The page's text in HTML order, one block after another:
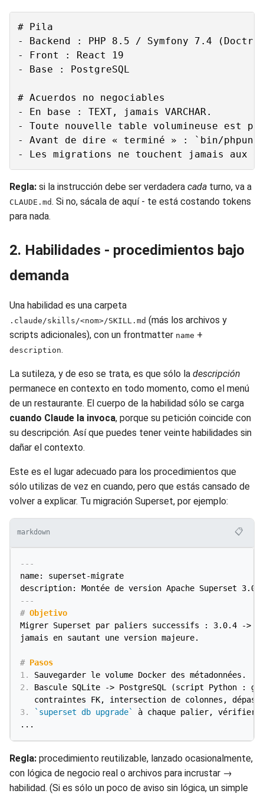
# Pila
- Backend : PHP 8.5 / Symfony 7.4
- Front : React 19
- Base : PostgreSQL
# Acuerdos no negociables
- En base : TEXT, jamais VARCHAR.
- Toute nouvelle table volumineuse est
- Avant de dire « terminé » : `bin/
Regla: si la instrucción debe ser verdadera cada turno, va a
CLAUDE.md. Si no, sácala de aquí - te está costando tokens
para nada.
2. Habilidades - procedimientos bajo
demanda
Una habilidad es una carpeta
.claude/skills/<nom>/SKILL.md (más los archivos y
scripts adicionales), con un frontmatter name +
description.
La sutileza, y de eso se trata, es que sólo la descripción
permanece en contexto en todo momento, como el menú
de un restaurante. El cuerpo de la habilidad sólo se carga
cuando Claude la invoca, porque su petición coincide con
su descripción. Así que puedes tener veinte habilidades sin
dañar el contexto.
Este es el lugar adecuado para los procedimientos que
sólo utilizas de vez en cuando, pero que estás cansado de
volver a explicar. Tu migración Superset, por ejemplo:
markdown 📋
---
name: superset-migrate
description: Montée de version Apache Superset
---
# Objetivo
Migrer Superset par paliers successifs : 3.0.4 ->
jamais en sautant une version majeure.
# Pasos
1.
2.
Bascule SQLite -> PostgreSQL (script Python :
3. `superset db upgrade`
à chaque palier, vérifier
Regla: procedimiento reutilizable, lanzado ocasionalmente,
con lógica de negocio real o archivos para incrustar →
habilidad. (Si es sólo un poco de aviso sin lógica, un simple